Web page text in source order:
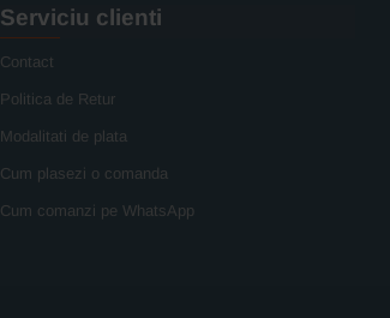
Serviciu clienti
Contact
Politica de Retur
Modalitati de plata
Cum plasezi o comanda
Cum comanzi pe WhatsApp